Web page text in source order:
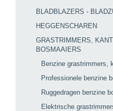
BLADBLAZERS -
HEGGENSCHAREN
GRASTRIMMERS,
BOSMAAIERS
Benzine grastrimmers,
Professionele benzine
Ruggedragen benzine
Elektrische